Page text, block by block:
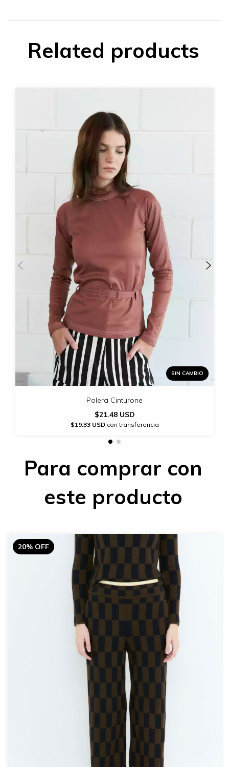
Related products
SIN CAMBIO
Polera Cinturone
$21.48 USD
$19.33 USDcon transferencia
Para comprar con
este producto
20% OFF